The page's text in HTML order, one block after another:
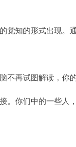
觉知的形式出现。
再试图解读，你
。你们中的一些